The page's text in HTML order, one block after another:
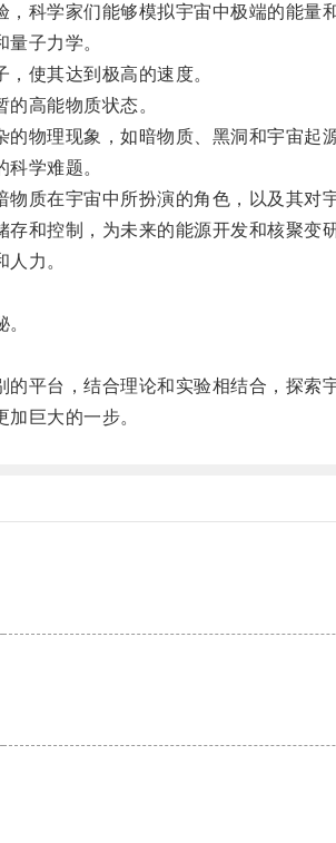
学家们能够模拟宇宙中极端的能量
子力学。
使其达到极高的速度。
高能物质状态。
物理现象，如暗物质、黑洞和宇宙起源
学难题。
在宇宙中所扮演的角色，以及其对宇
控制，为未来的能源开发和核聚变研
力。
台，结合理论和实验相结合，探索宇
巨大的一步。